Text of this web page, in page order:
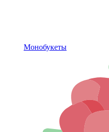
Монобукеты